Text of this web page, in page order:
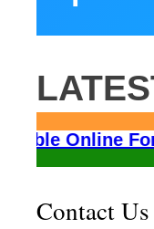
Police
Contact Us